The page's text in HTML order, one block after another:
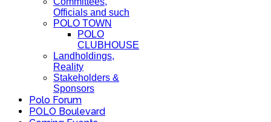
Officials and such
POLO TOWN
POLO
CLUBHOUSE
Landholdings,
Reality
Stakeholders &
Sponsors
Polo Forum
POLO Boulevard